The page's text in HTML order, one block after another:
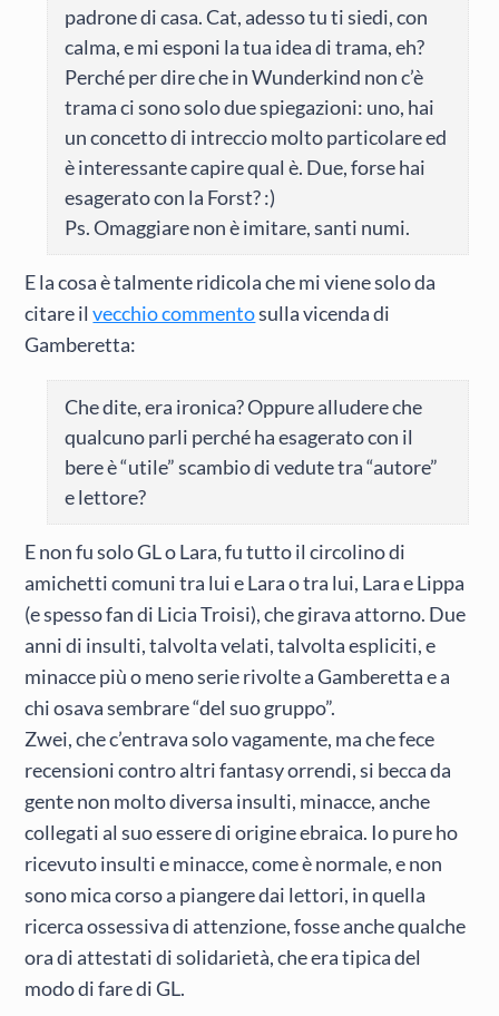
padrone di casa. Cat, adesso tu ti siedi, con
calma, e mi esponi la tua idea di trama, eh?
Perché per dire che in Wunderkind non c’è
trama ci sono solo due spiegazioni: uno, hai
un concetto di intreccio molto particolare ed
è interessante capire qual è. Due, forse hai
esagerato con la Forst? :)
Ps. Omaggiare non è imitare, santi numi.
E la cosa è talmente ridicola che mi viene solo da
citare ilvecchio commentosulla vicenda di
Gamberetta:
Che dite, era ironica? Oppure alludere che
qualcuno parli perché ha esagerato con il
bere è “utile” scambio di vedute tra “autore”
e lettore?
E non fu solo GL o Lara, fu tutto il circolino di
amichetti comuni tra lui e Lara o tra lui, Lara e Lippa
(e spesso fan di Licia Troisi), che girava attorno. Due
anni di insulti, talvolta velati, talvolta espliciti, e
minacce più o meno serie rivolte a Gamberetta e a
chi osava sembrare “del suo gruppo”.
Zwei, che c’entrava solo vagamente, ma che fece
recensioni contro altri fantasy orrendi, si becca da
gente non molto diversa insulti, minacce, anche
collegati al suo essere di origine ebraica. Io pure ho
ricevuto insulti e minacce, come è normale, e non
sono mica corso a piangere dai lettori, in quella
ricerca ossessiva di attenzione, fosse anche qualche
ora di attestati di solidarietà, che era tipica del
modo di fare di GL.